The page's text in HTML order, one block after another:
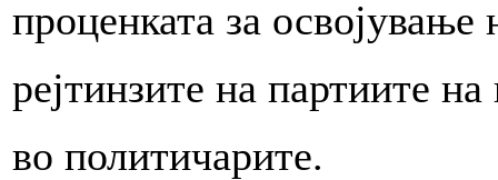
проценката за
рејтинзите на партиите
во политичарите.